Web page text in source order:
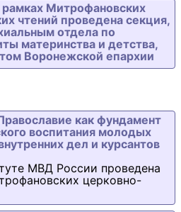
Митрофановских
чтений проведена секция,
отдела по
материнства и детства,
Воронежской епархии
как фундамент
воспитания молодых
дел и курсантов
МВД России проведена
церковно-